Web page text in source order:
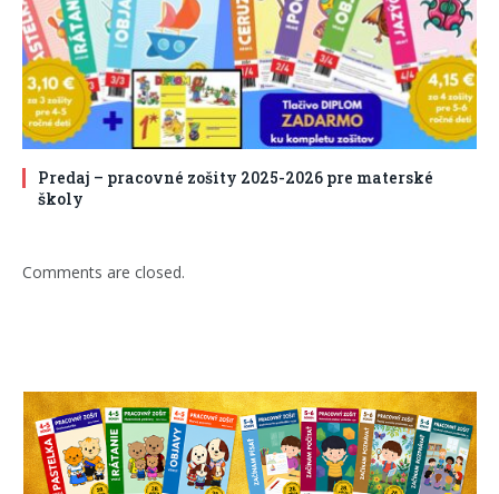
Predaj – pracovné zošity 2025-2026 pre materské
školy
Comments are closed.